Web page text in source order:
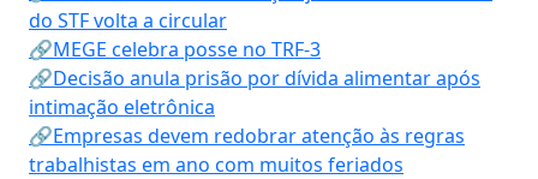
do STF volta a circular
🔗MEGE celebra posse no TRF-3
🔗Decisão anula prisão por dívida alimentar após
intimação eletrônica
🔗Empresas devem redobrar atenção às regras
trabalhistas em ano com muitos feriados